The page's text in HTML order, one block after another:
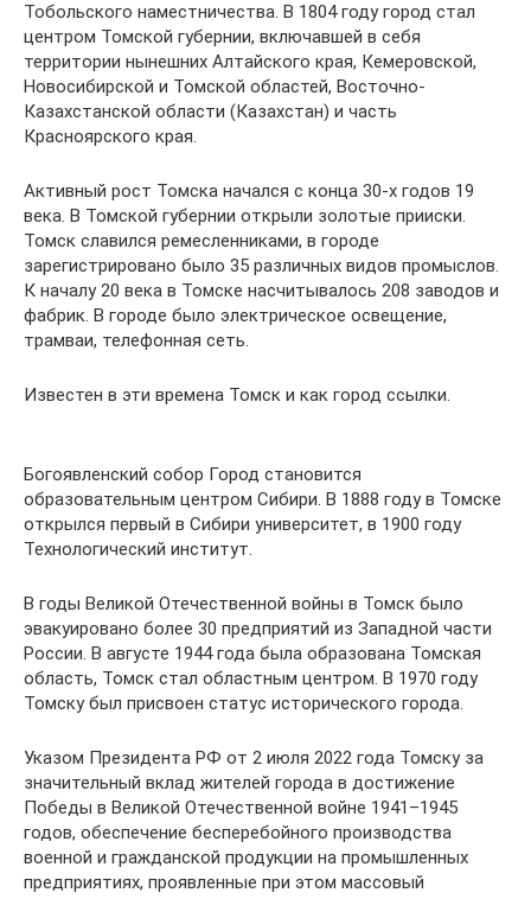
Тобольского наместничества. В 1804 году город стал
центром Томской губернии, включавшей в себя
территории нынешних Алтайского края, Кемеровской,
Новосибирской и Томской областей, Восточно-
Казахстанской области (Казахстан) и часть
Красноярского края.
Активный рост Томска начался с конца 30-х годов 19
века. В Томской губернии открыли золотые прииски.
Томск славился ремесленниками, в городе
зарегистрировано было 35 различных видов промыслов.
К началу 20 века в Томске насчитывалось 208 заводов и
фабрик. В городе было электрическое освещение,
трамваи, телефонная сеть.
Известен в эти времена Томск и как город ссылки.
Богоявленский собор Город становится
образовательным центром Сибири. В 1888 году в Томске
открылся первый в Сибири университет, в 1900 году
Технологический институт.
В годы Великой Отечественной войны в Томск было
эвакуировано более 30 предприятий из Западной части
России. В августе 1944 года была образована Томская
область, Томск стал областным центром. В 1970 году
Томску был присвоен статус исторического города.
Указом Президента РФ от 2 июля 2022 года Томску за
значительный вклад жителей города в достижение
Победы в Великой Отечественной войне 1941–1945
годов, обеспечение бесперебойного производства
военной и гражданской продукции на промышленных
предприятиях, проявленные при этом массовый